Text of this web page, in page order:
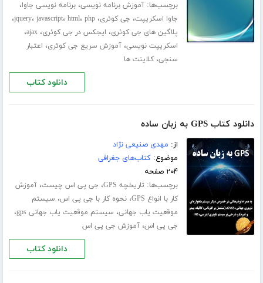
برچسب‌ها:آموزش برنامه نویسی،برنامه نویسی جاوا،
جاوا اسکریپت، جی کوئری، jquery، javascript، html، php ،
پلاگین های جی کوئری، ایجکس در جی کوئری،ajax،
اسکریپت نویسی،آموزش سریع جی کوئری، اعتبار
سنجی،کلاینت ها
دانلود کتاب
دانلود کتاب GPS به زبان ساده
از: مهدی صنیعی نژاد
موضوع:کتاب‌های جغرافی
۲۰۴ صفحه
برچسب‌ها: تاریخچه GPS ، جی پی اس چیست،آموزش
کار با انواع GPS
،نحوه کار با جی پی اس، سیستم
موقعیت یاب جهانی، سیستم موقعیت یاب جهانی gps ،
جی پی اس،آموزش جی پی اس
دانلود کتاب